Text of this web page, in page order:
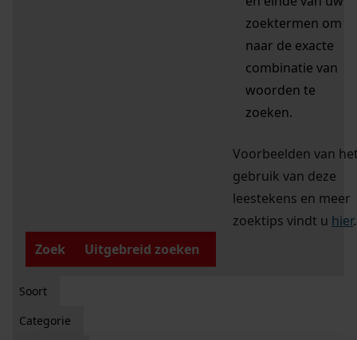
zoektermen om
naar de exacte
combinatie van
woorden te
zoeken.
Voorbeelden van
gebruik van deze
leestekens en meer
zoektips vindt u hier.
Zoek
Uitgebreid zoeken
Soort
Categorie